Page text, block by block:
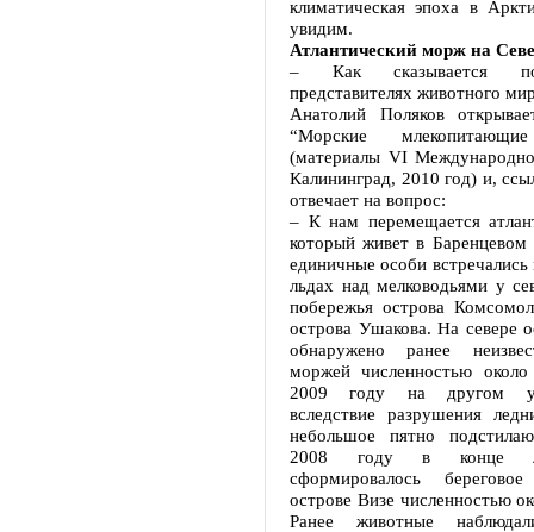
климатическая эпоха в
увидим.
Атлантический морж на
– Как сказывается
представителях животного
Анатолий Поляков
“Морские
(материалы VI
Калининград, 2010 год) и,
отвечает на вопрос:
– К нам перемещается
который живет в
единичные особи
льдах над мелководьями у
побережья острова
острова Ушакова. На севере
обнаружено ранее
моржей численностью
2009 году на другом
вследствие разрушения
небольшое пятно
2008 году в конце
сформировалось
острове Визе численностью
Ранее животные